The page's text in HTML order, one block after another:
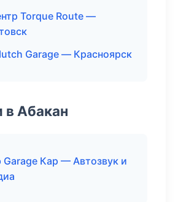
Torque Route —
Garage — Красноярск
в Абакан
Garage Кар — Автозвук и